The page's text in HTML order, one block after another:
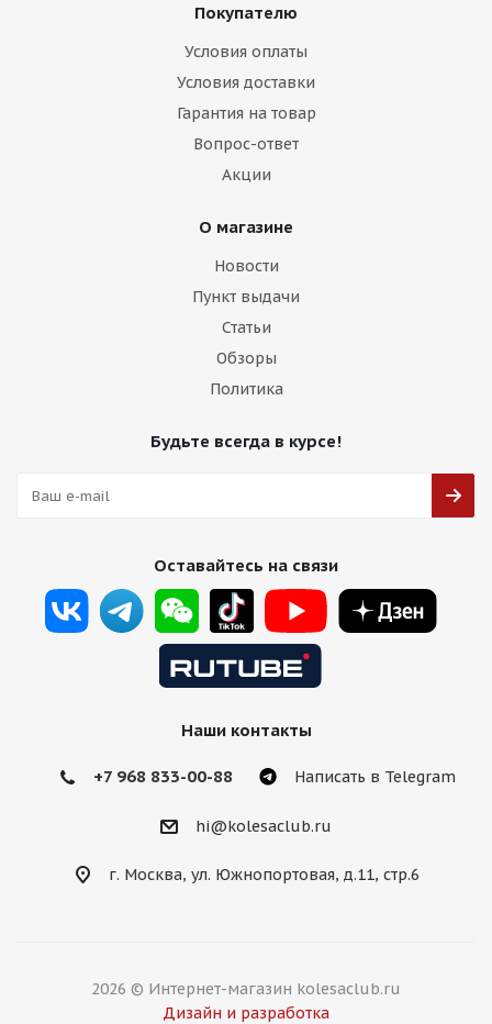
Покупателю
Условия оплаты
Условия доставки
Гарантия на товар
Вопрос-ответ
Акции
О магазине
Новости
Пункт выдачи
Статьи
Обзоры
Политика
Будьте всегда в курсе!
Оставайтесь на связи
Наши контакты
+7 968 833-00-88 Написать в Telegram
hi@kolesaclub.ru
г. Москва, ул. Южнопортовая, д.11, стр.6
2026 © Интернет-магазин kolesaclub.ru
Дизайн и разработка